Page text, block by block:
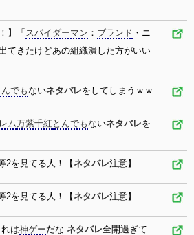
】「 スパイダーマン ： ブランド ・ニ
てきたけどあの組織潰した方がいい
んでもないネタバレをしてしまうｗｗ
ム万紫千紅 とんでもないネタバレを
2を見てる人！【ネタバレ注意】
2を見てる人！【ネタバレ注意】
は神ゲーだな ネタバレ全開過ぎて